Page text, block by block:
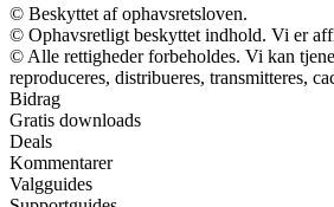
© Beskyttet af ophavsretsloven.
© Ophavsretligt beskyttet indhold. Vi er
© Alle rettigheder forbeholdes. Vi kan
reproduceres, distribueres, transmitteres,
Bidrag
Gratis downloads
Deals
Kommentarer
Valgguides